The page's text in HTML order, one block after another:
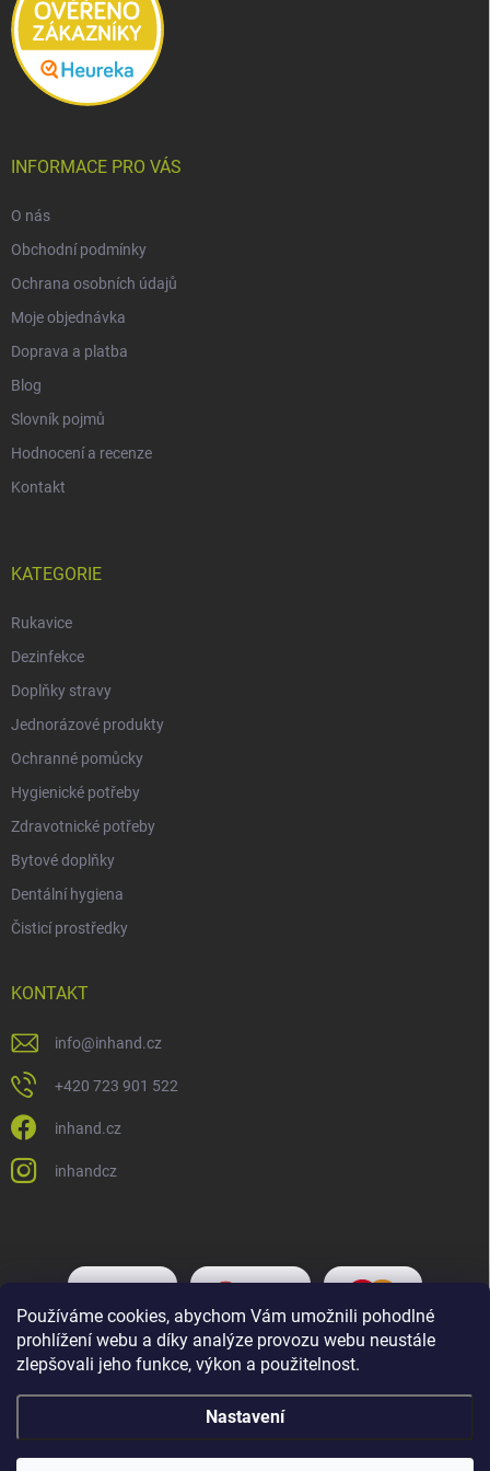
Používáme cookies, abychom Vám umožnili pohodlné
prohlížení webu a díky analýze provozu webu neustále
zlepšovali jeho funkce, výkon a použitelnost.
Nastavení
INFORMACE PRO VÁS
O nás
Obchodní podmínky
Ochrana osobních údajů
Moje objednávka
Doprava a platba
Blog
Slovník pojmů
Hodnocení a recenze
Kontakt
KATEGORIE
Rukavice
Dezinfekce
Doplňky stravy
Jednorázové produkty
Ochranné pomůcky
Hygienické potřeby
Zdravotnické potřeby
Bytové doplňky
Dentální hygiena
Čisticí prostředky
KONTAKT
info@inhand.cz
+420 723 901 522
inhand.cz
inhandcz
Copyright 2026Inhand.cz. Všechna práva vyhrazena.Upravit nastavení